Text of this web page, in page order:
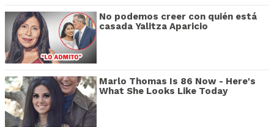
No podemos creer con quién está
casada Yalitza Aparicio
Marlo Thomas Is 86 Now - Here's
What She Looks Like Today